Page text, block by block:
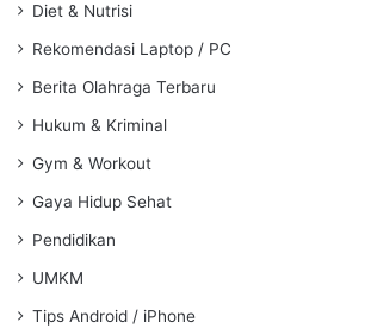
Diet & Nutrisi
Rekomendasi Laptop / PC
Berita Olahraga Terbaru
Hukum & Kriminal
Gym & Workout
Gaya Hidup Sehat
Pendidikan
UMKM
Tips Android / iPhone